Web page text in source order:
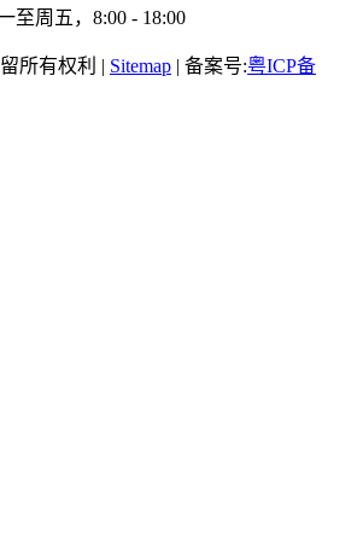
至周五，8:00 - 18:00
所有权利 | Sitemap | 备案号:粤ICP备